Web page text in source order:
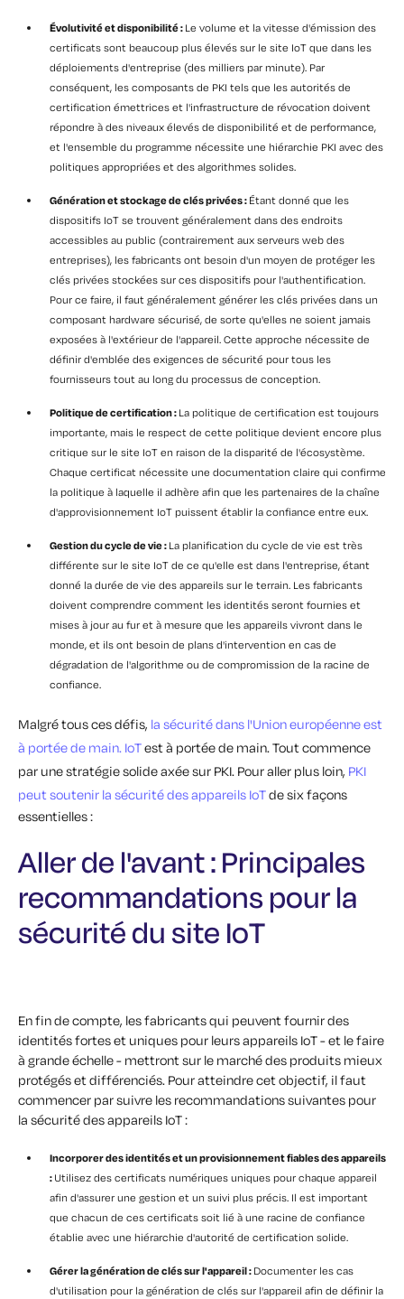
Évolutivité et disponibilité : Le volume et la vitesse d'émission des
certificats sont beaucoup plus élevés sur le site IoT que dans les
déploiements d'entreprise (des milliers par minute). Par
conséquent, les composants de PKI tels que les autorités de
certification émettrices et l'infrastructure de révocation doivent
répondre à des niveaux élevés de disponibilité et de performance,
et l'ensemble du programme nécessite une hiérarchie PKI avec des
politiques appropriées et des algorithmes solides.
Génération et stockage de clés privées : Étant donné que les
dispositifs IoT se trouvent généralement dans des endroits
accessibles au public (contrairement aux serveurs web des
entreprises), les fabricants ont besoin d'un moyen de protéger les
clés privées stockées sur ces dispositifs pour l'authentification.
Pour ce faire, il faut généralement générer les clés privées dans un
composant hardware sécurisé, de sorte qu'elles ne soient jamais
exposées à l'extérieur de l'appareil. Cette approche nécessite de
définir d'emblée des exigences de sécurité pour tous les
fournisseurs tout au long du processus de conception.
Politique de certification : La politique de certification est toujours
importante, mais le respect de cette politique devient encore plus
critique sur le site IoT en raison de la disparité de l'écosystème.
Chaque certificat nécessite une documentation claire qui confirme
la politique à laquelle il adhère afin que les partenaires de la chaîne
d'approvisionnement IoT puissent établir la confiance entre eux.
Gestion du cycle de vie : La planification du cycle de vie est très
différente sur le site IoT de ce qu'elle est dans l'entreprise, étant
donné la durée de vie des appareils sur le terrain. Les fabricants
doivent comprendre comment les identités seront fournies et
mises à jour au fur et à mesure que les appareils vivront dans le
monde, et ils ont besoin de plans d'intervention en cas de
dégradation de l'algorithme ou de compromission de la racine de
confiance.
Malgré tous ces défis, la sécurité dans l'Union européenne est
à portée de main. IoTest à portée de main. Tout commence
par une stratégie solide axée sur PKI. Pour aller plus loin, PKI
peut soutenir la sécurité des appareils IoTde six façons
essentielles :
Aller de l'avant : Principales
recommandations pour la
sécurité du site IoT
En fin de compte, les fabricants qui peuvent fournir des
identités fortes et uniques pour leurs appareils IoT - et le faire
à grande échelle - mettront sur le marché des produits mieux
protégés et différenciés. Pour atteindre cet objectif, il faut
commencer par suivre les recommandations suivantes pour
la sécurité des appareils IoT :
Incorporer des identités et un provisionnement fiables des appareils
: Utilisez des certificats numériques uniques pour chaque appareil
afin d'assurer une gestion et un suivi plus précis. Il est important
que chacun de ces certificats soit lié à une racine de confiance
établie avec une hiérarchie d'autorité de certification solide.
Gérer la génération de clés sur l'appareil : Documenter les cas
d'utilisation pour la génération de clés sur l'appareil afin de définir la